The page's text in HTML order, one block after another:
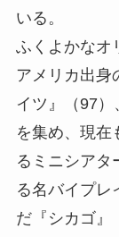
いる。
ふくよかなオ
アメリカ出身
イツ』（97）
を集め、現在
るミニシアタ
る名バイプレ
だ『シカゴ』